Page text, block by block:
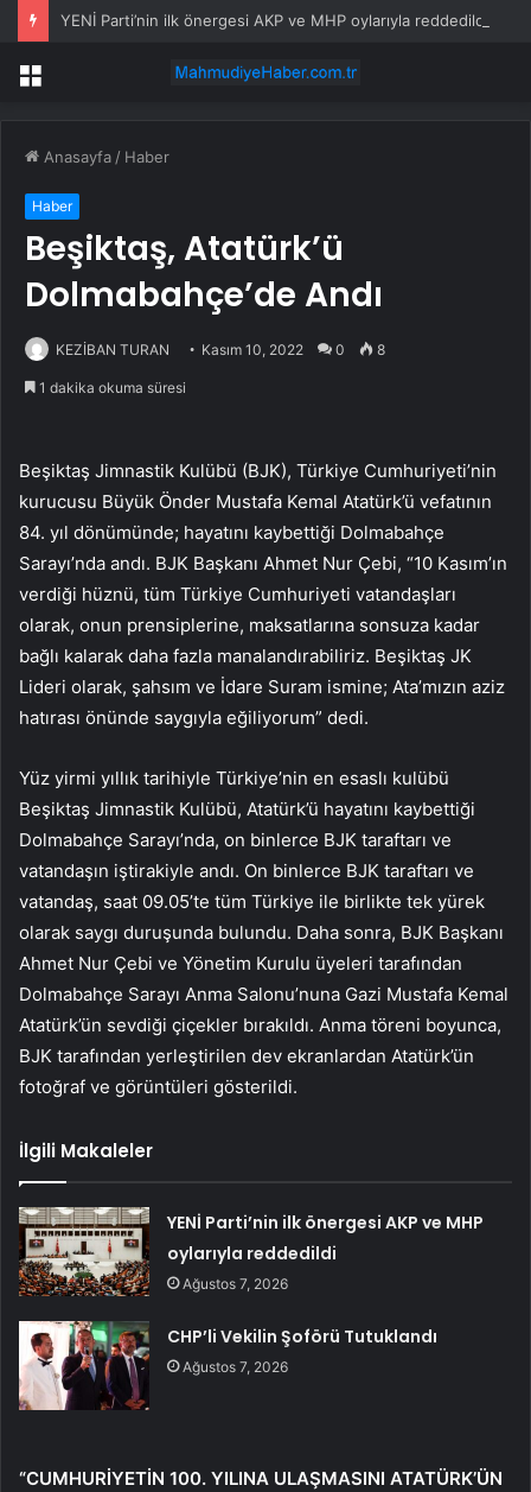
YENİ Parti’nin ilk önergesi AKP ve MHP oylarıyla reddedildi
Menü
Anasayfa / Haber
Haber
Beşiktaş, Atatürk’ü
Dolmabahçe’de Andı
KEZİBAN TURAN Kasım 10, 2022 0 8
1 dakika okuma süresi
Beşiktaş Jimnastik Kulübü (BJK), Türkiye Cumhuriyeti’nin
kurucusu Büyük Önder Mustafa Kemal Atatürk’ü vefatının
84. yıl dönümünde; hayatını kaybettiği Dolmabahçe
Sarayı’nda andı. BJK Başkanı Ahmet Nur Çebi, “10 Kasım’ın
verdiği hüznü, tüm Türkiye Cumhuriyeti vatandaşları
olarak, onun prensiplerine, maksatlarına sonsuza kadar
bağlı kalarak daha fazla manalandırabiliriz. Beşiktaş JK
Lideri olarak, şahsım ve İdare Suram ismine; Ata’mızın aziz
hatırası önünde saygıyla eğiliyorum” dedi.
Yüz yirmi yıllık tarihiyle Türkiye’nin en esaslı kulübü
Beşiktaş Jimnastik Kulübü, Atatürk’ü hayatını kaybettiği
Dolmabahçe Sarayı’nda, on binlerce BJK taraftarı ve
vatandaşın iştirakiyle andı. On binlerce BJK taraftarı ve
vatandaş, saat 09.05’te tüm Türkiye ile birlikte tek yürek
olarak saygı duruşunda bulundu. Daha sonra, BJK Başkanı
Ahmet Nur Çebi ve Yönetim Kurulu üyeleri tarafından
Dolmabahçe Sarayı Anma Salonu’nuna Gazi Mustafa Kemal
Atatürk’ün sevdiği çiçekler bırakıldı. Anma töreni boyunca,
BJK tarafından yerleştirilen dev ekranlardan Atatürk’ün
fotoğraf ve görüntüleri gösterildi.
İlgili Makaleler
YENİ Parti’nin ilk önergesi AKP ve MHP
oylarıyla reddedildi
Ağustos 7, 2026
CHP’li Vekilin Şoförü Tutuklandı
Ağustos 7, 2026
“CUMHURİYETİN 100. YILINA ULAŞMASINI ATATÜRK’ÜN